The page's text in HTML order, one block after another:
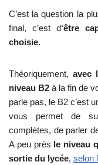
C’est la question la
final, c’est d‘être
choisie.
Théoriquement, avec
niveau B2 à la fin de
parle pas, le B2 c’est
vous permet de
complètes, de parler
A peu près le niveau
sortie du lycée, selon